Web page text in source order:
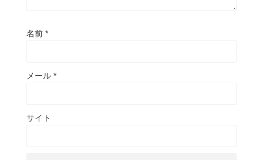
名前 *
メール *
サイト